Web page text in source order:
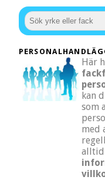
Här
kan
som
med